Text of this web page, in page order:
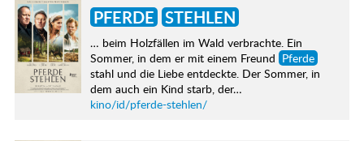
PFERDE STEHLEN
… beim Holzfällen im Wald verbrachte. Ein
Sommer, in dem er mit einem Freund Pferde
stahl und die Liebe entdeckte. Der Sommer, in
dem auch ein Kind starb, der…
kino/id/pferde-stehlen/